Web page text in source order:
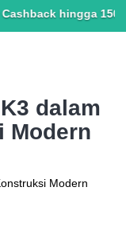
hingga 150K.
dalam
Modern
Modern